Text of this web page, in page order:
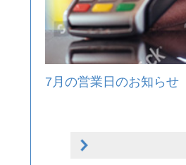
7月の営業日のお知らせ